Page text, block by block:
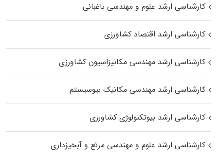
کارشناسی ارشد علوم و مهندسی باغبانی
کارشناسی ارشد اقتصاد کشاورزی
کارشناسی ارشد مهندسی مکانیزاسیون کشاورزی
کارشناسی ارشد مهندسی مکانیک بیوسیستم
کارشناسی ارشد بیوتکنولوژی کشاورزی
کارشناسی ارشد علوم و مهندسی مرتع و آبخیزداری